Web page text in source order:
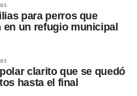
para perros que
en un refugio municipal
clarito que se quedó
hasta el final